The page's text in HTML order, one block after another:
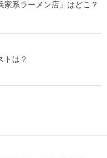
系ラーメン店」はどこ？
トは？